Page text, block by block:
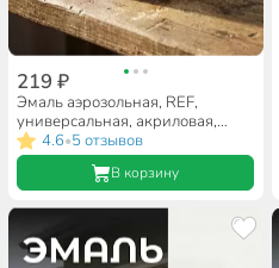
219 ₽
Эмаль аэрозольная, REF,
универсальная, акриловая,
глянцевая, алая, 520 мл
4.6•5 отзывов
В корзину